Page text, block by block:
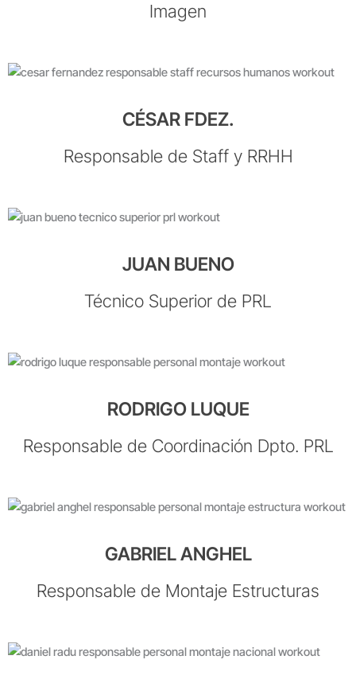
Imagen
CÉSAR FDEZ.
Responsable de Staff y RRHH
JUAN BUENO
Técnico Superior de PRL
RODRIGO LUQUE
Responsable de Coordinación Dpto. PRL
GABRIEL ANGHEL
Responsable de Montaje Estructuras